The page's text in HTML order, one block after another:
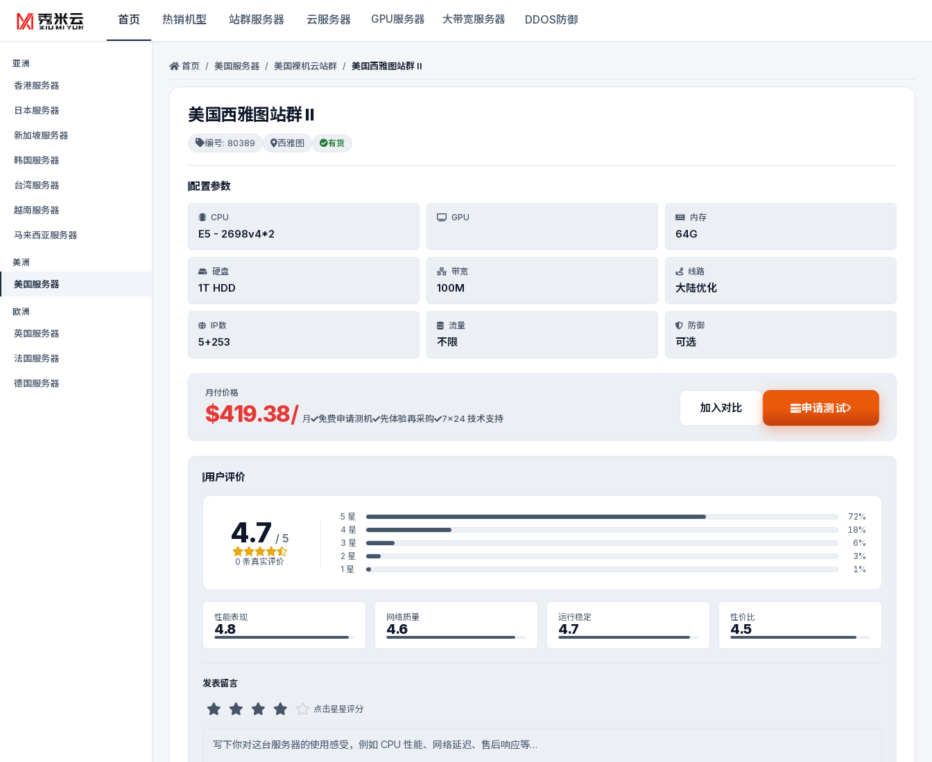
首页 热销机型 站群服务器 云服务器 GPU服务器 大带宽服务器 DDOS防御
亚洲
香港服务器
日本服务器
新加坡服务器
韩国服务器
台湾服务器
越南服务器
马来西亚服务器
美洲
美国服务器
欧洲
英国服务器
法国服务器
德国服务器
首页 / 美国服务器 / 美国裸机云站群 / 美国西雅图站群 II
美国西雅图站群 II
编号: 80389 西雅图 有货
配置参数
CPU
E5 - 2698v4*2
GPU 内存
64G
硬盘
1T HDD
带宽
100M
线路
大陆优化
IP数
5+253
流量
不限
防御
可选
月付价格
$419.38/ 月 免费申请测机 先体验再采购 7×24 技术支持
加入对比 申请测试
用户评价
4.7 / 5
0 条真实评价
5 星
72%
4 星
18%
3 星
6%
2 星
3%
1 星
1%
性能表现
4.8
网络质量
4.6
运行稳定
4.7
性价比
4.5
发表留言
点击星星评分